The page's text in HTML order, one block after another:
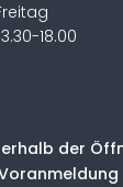
18.00
der